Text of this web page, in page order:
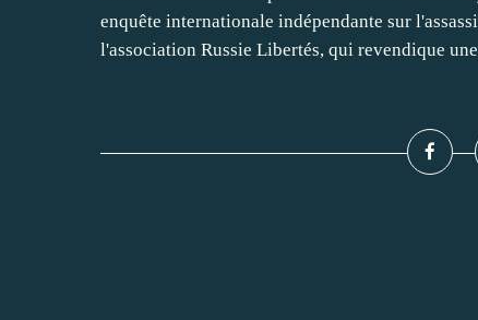
enquête internationale indépendante sur
l'association Russie Libertés, qui revendique